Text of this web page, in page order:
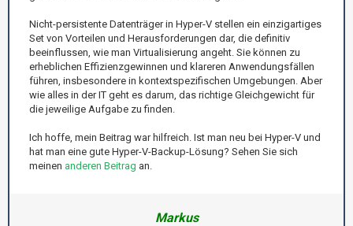
Nicht-persistente Datenträger in Hyper-V stellen ein einzigartiges
Set von Vorteilen und Herausforderungen dar, die definitiv
beeinflussen, wie man Virtualisierung angeht. Sie können zu
erheblichen Effizienzgewinnen und klareren Anwendungsfällen
führen, insbesondere in kontextspezifischen Umgebungen. Aber
wie alles in der IT geht es darum, das richtige Gleichgewicht für
die jeweilige Aufgabe zu finden.
Ich hoffe, mein Beitrag war hilfreich. Ist man neu bei Hyper-V und
hat man eine gute Hyper-V-Backup-Lösung? Sehen Sie sich
meinen anderen Beitrag an.
Markus